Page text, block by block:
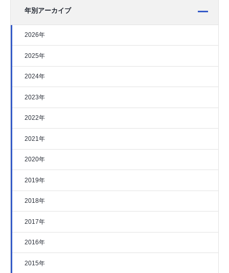
年別アーカイブ
2026年
2025年
2024年
2023年
2022年
2021年
2020年
2019年
2018年
2017年
2016年
2015年